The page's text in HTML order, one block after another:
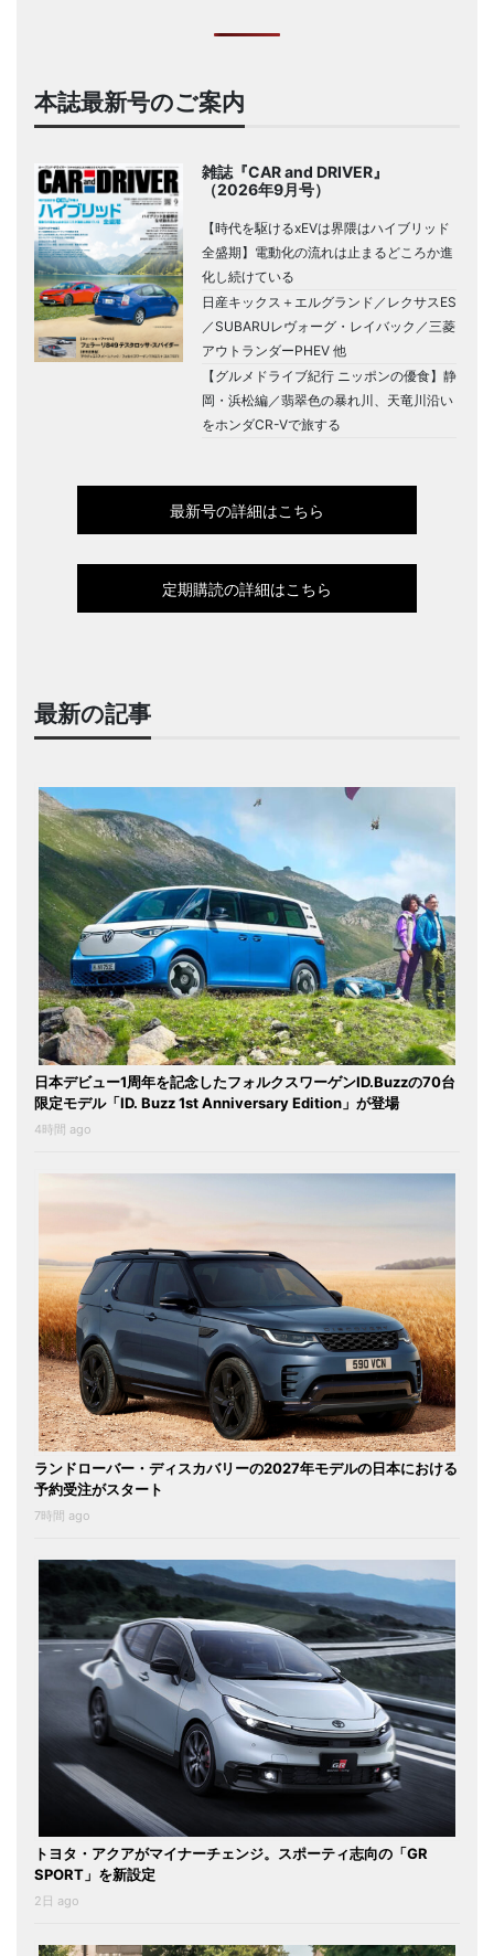
本誌最新号のご案内
雑誌『CAR and DRIVER』
（2026年9月号）
【時代を駆けるxEVは界隈はハイブリッド
全盛期】電動化の流れは止まるどころか進
化し続けている
日産キックス＋エルグランド／レクサスES
／SUBARUレヴォーグ・レイバック／三菱
アウトランダーPHEV 他
【グルメドライブ紀行 ニッポンの優食】静
岡・浜松編／翡翠色の暴れ川、天竜川沿い
をホンダCR-Vで旅する
最新号の詳細はこちら
定期購読の詳細はこちら
最新の記事
日本デビュー1周年を記念したフォルクスワーゲンID.Buzzの70台
限定モデル「ID. Buzz 1st Anniversary Edition」が登場
4時間 ago
ランドローバー・ディスカバリーの2027年モデルの日本における
予約受注がスタート
7時間 ago
トヨタ・アクアがマイナーチェンジ。スポーティ志向の「GR
SPORT」を新設定
2日 ago